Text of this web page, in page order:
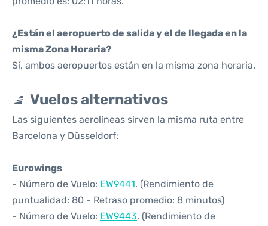
¿Están el aeropuerto de salida y el de llegada en la
misma Zona Horaria?
Sí, ambos aeropuertos están en la misma zona horaria.
Vuelos alternativos
Las siguientes aerolíneas sirven la misma ruta entre
Barcelona y Düsseldorf:
Eurowings
- Número de Vuelo: EW9441. (Rendimiento de
puntualidad: 80 - Retraso promedio: 8 minutos)
- Número de Vuelo: EW9443. (Rendimiento de